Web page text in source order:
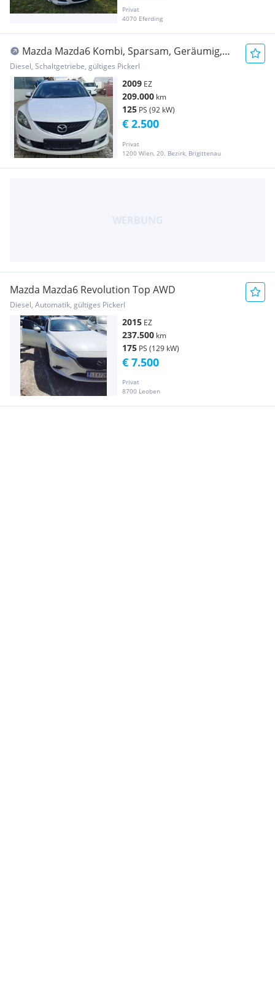
Privat
4070 Eferding
Mazda Mazda6 Kombi, Sparsam, Geräumig,
Neues Pickerl
Diesel, Schaltgetriebe, gültiges Pickerl
2009 EZ
209.000 km
125 PS (92 kW)
Privat
1200 Wien, 20. Bezirk, Brigittenau
€ 2.500
Mazda Mazda6 Revolution Top AWD
Diesel, Automatik, gültiges Pickerl
2015 EZ
237.500 km
175 PS (129 kW)
Privat
8700 Leoben
€ 7.500